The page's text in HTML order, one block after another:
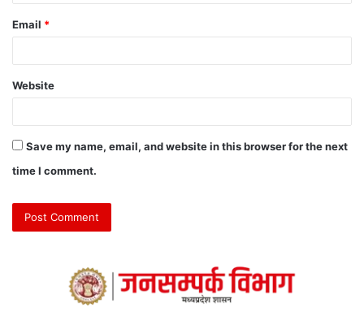
Email *
Website
Save my name, email, and website in this browser for the next
time I comment.